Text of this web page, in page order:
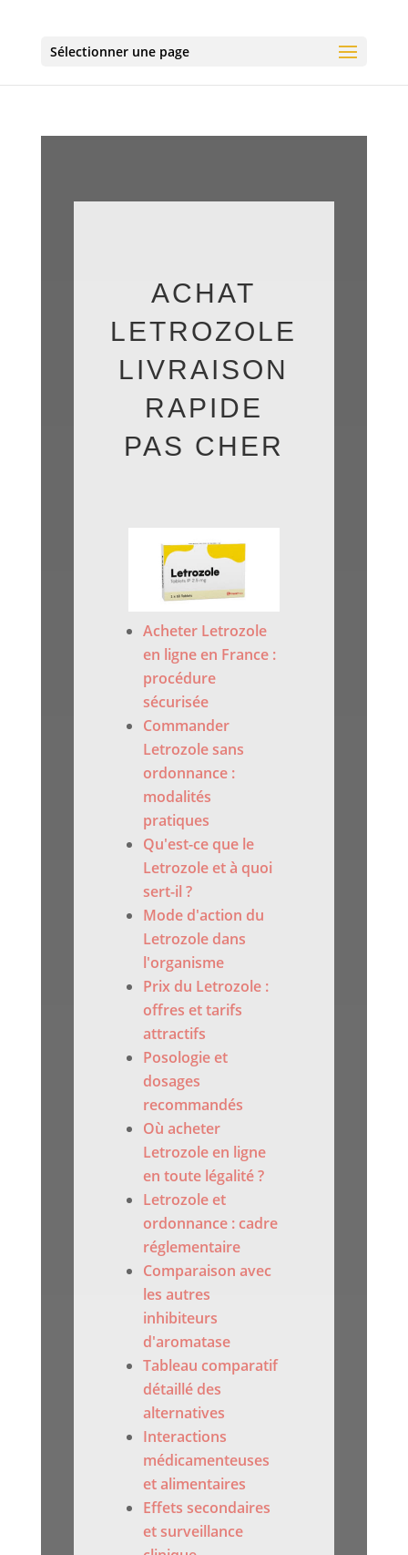
Sélectionner une page
ACHAT
LETROZOLE
LIVRAISON
RAPIDE
PAS CHER
Acheter Letrozole
en ligne en France :
procédure
sécurisée
Commander
Letrozole sans
ordonnance :
modalités
pratiques
Qu'est-ce que le
Letrozole et à quoi
sert-il ?
Mode d'action du
Letrozole dans
l'organisme
Prix du Letrozole :
offres et tarifs
attractifs
Posologie et
dosages
recommandés
Où acheter
Letrozole en ligne
en toute légalité ?
Letrozole et
ordonnance : cadre
réglementaire
Comparaison avec
les autres
inhibiteurs
d'aromatase
Tableau comparatif
détaillé des
alternatives
Interactions
médicamenteuses
et alimentaires
Effets secondaires
et surveillance